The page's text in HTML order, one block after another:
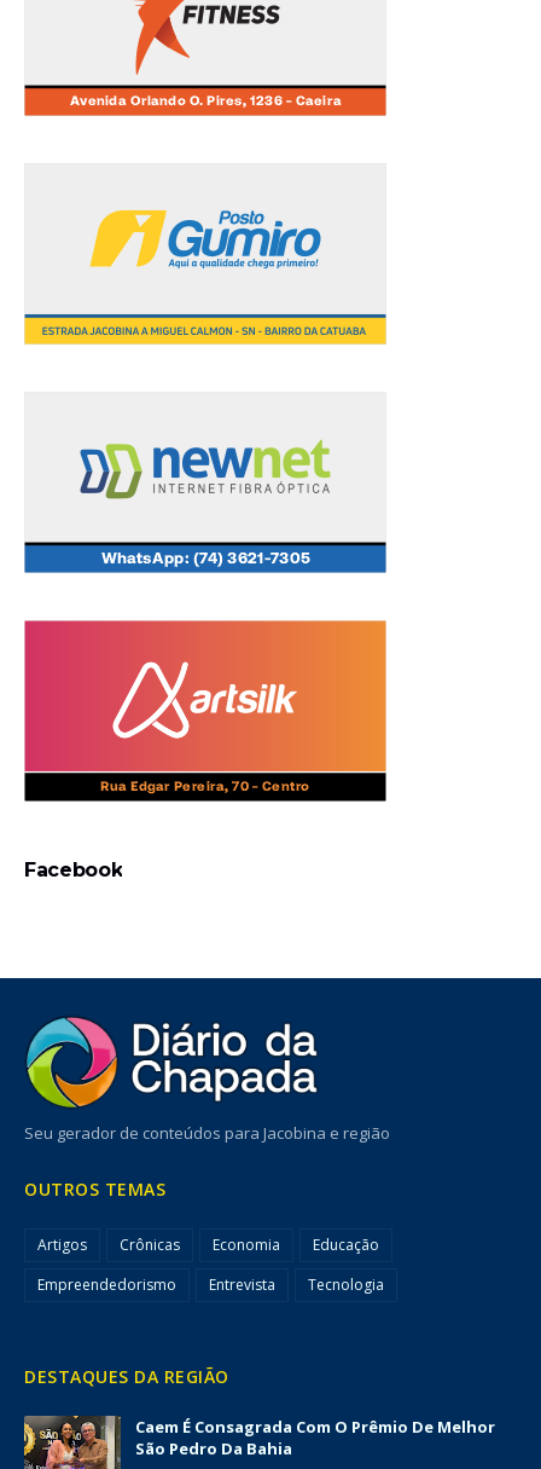
Facebook
Seu gerador de conteúdos para Jacobina e região
OUTROS TEMAS
Artigos Crônicas Economia
Educação
Empreendedorismo
Entrevista Tecnologia
DESTAQUES DA REGIÃO
Caem É Consagrada Com O Prêmio De Melhor
São Pedro Da Bahia